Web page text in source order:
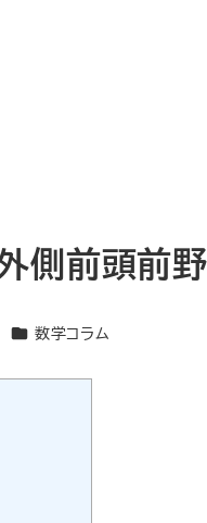
側前頭前
カテゴリー
数学コラム